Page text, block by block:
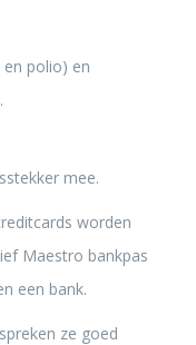
polio) en
mee.
worden
Maestro bankpas
een bank.
ze goed